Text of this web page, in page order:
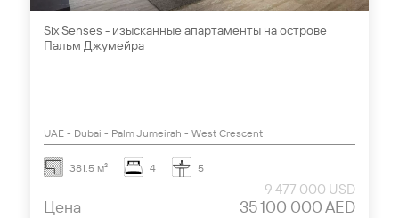
Six Senses - изысканные апартаменты на острове
Пальм Джумейра
UAE - Dubai - Palm Jumeirah - West Crescent
381.5 м² 4 5
Цена
9 477 000 USD
35 100 000 AED